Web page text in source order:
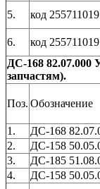
5. код 255711019
6. код 255711019
ДС-168 82.07.000
запчастям).
Поз. Обозначение
1. ДС-168
2.
ДС-158
3.
ДС-185
4.
ДС-158